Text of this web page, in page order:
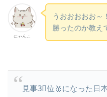
にゃんこ
うおおおおお～
勝ったのか教え
見事3⃣位🥉になった日